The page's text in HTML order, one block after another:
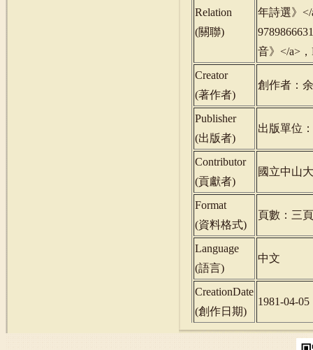
Relation
(關聯)
年詩選》
音》</a>
Creator
(著作者)
創作者：
Publisher
(出版者)
出版單位
Contributor
(貢獻者)
國立中山
Format
(資料格式)
頁數：三頁
Language
(語言)
中文
CreationDate
(創作日期)
1981-04-05